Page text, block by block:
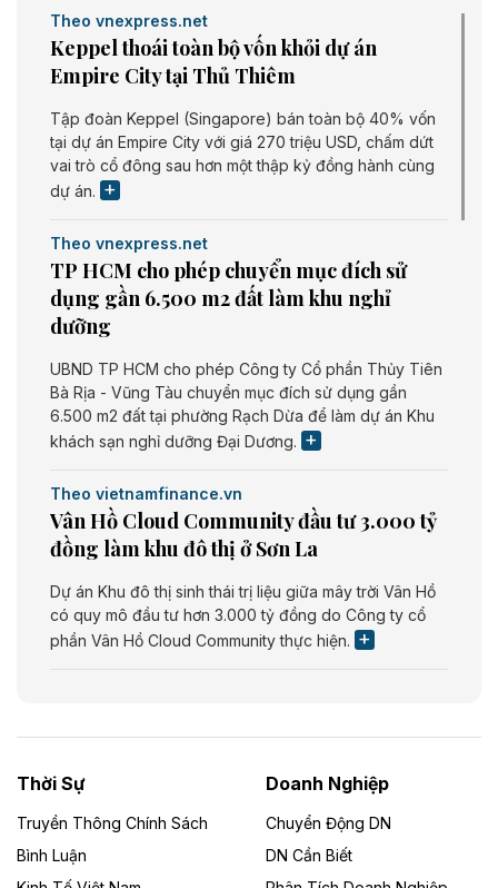
Theo vnexpress.net
Keppel thoái toàn bộ vốn khỏi dự án
Empire City tại Thủ Thiêm
Tập đoàn Keppel (Singapore) bán toàn bộ 40% vốn
tại dự án Empire City với giá 270 triệu USD, chấm dứt
vai trò cổ đông sau hơn một thập kỷ đồng hành cùng
dự án.
Theo vnexpress.net
TP HCM cho phép chuyển mục đích sử
dụng gần 6.500 m2 đất làm khu nghỉ
dưỡng
UBND TP HCM cho phép Công ty Cổ phần Thủy Tiên
Bà Rịa - Vũng Tàu chuyển mục đích sử dụng gần
6.500 m2 đất tại phường Rạch Dừa để làm dự án Khu
khách sạn nghỉ dưỡng Đại Dương.
Theo vietnamfinance.vn
Vân Hồ Cloud Community đầu tư 3.000 tỷ
đồng làm khu đô thị ở Sơn La
Dự án Khu đô thị sinh thái trị liệu giữa mây trời Vân Hồ
có quy mô đầu tư hơn 3.000 tỷ đồng do Công ty cổ
phần Vân Hồ Cloud Community thực hiện.
Dự án Nhà máy xử lý rác và phát điện Bắc Giang do
Công ty TNHH Năng lượng môi trường Bắc Giang làm
Thời Sự
Truyền Thông Chính Sách
Bình Luận
Doanh Nghiệp
Chuyển Động DN
DN Cần Biết